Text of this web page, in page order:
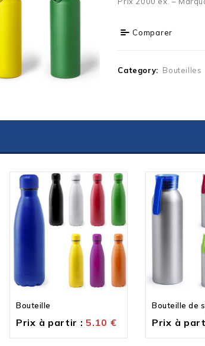
Comparer
Category: Bouteilles
Bouteille
Prix à partir : 5.10 €
Bouteille de
Prix à